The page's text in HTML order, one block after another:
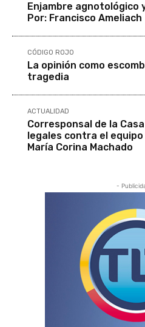
Enjambre agnotológico
Por: Francisco Ameliach
CÓDIGO ROJO
La opinión como
tragedia
ACTUALIDAD
Corresponsal de la
legales contra el
María Corina Machado
-